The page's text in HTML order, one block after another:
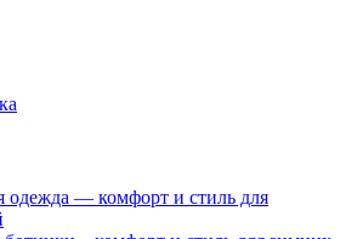
одежда — комфорт и стиль для